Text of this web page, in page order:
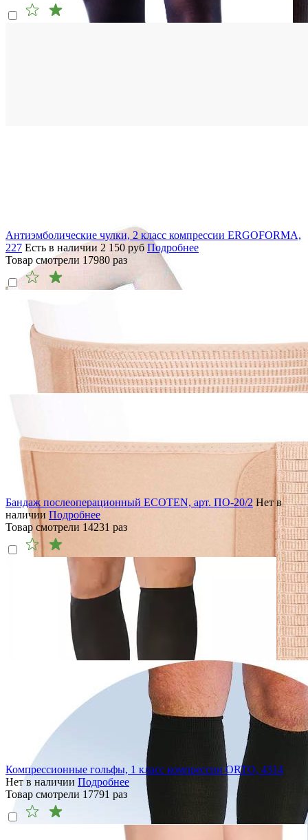
Антиэмболические чулки, 2 класс компрессии ERGOFORMA,
227 Есть в наличии 2 150 руб Подробнее
Товар смотрели 17980 раз
Бандаж послеоперационный ECOTEN, арт. ПО-20/2 Нет в
наличии Подробнее
Товар смотрели 14231 раз
Компрессионные гольфы, 1 класс компрессии ORTO, 4314
Нет в наличии Подробнее
Товар смотрели 17791 раз